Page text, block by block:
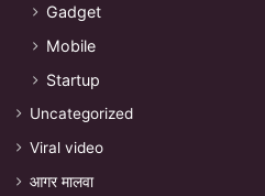
Gadget
Mobile
Startup
Uncategorized
Viral video
आगर मालवा